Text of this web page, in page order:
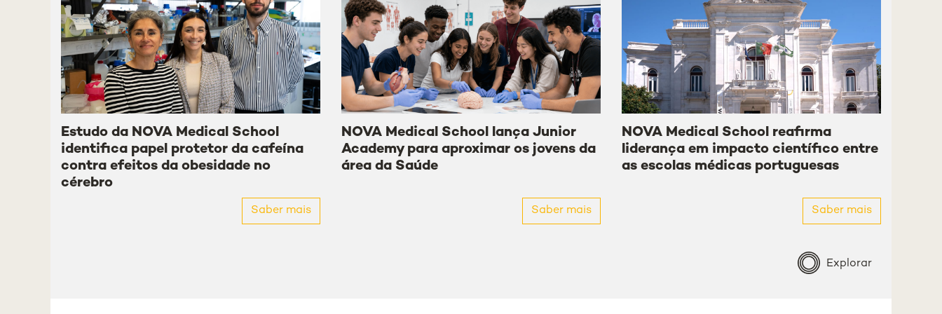
Estudo da NOVA Medical School
identifica papel protetor da cafeína
contra efeitos da obesidade no
cérebro
Saber mais
NOVA Medical School lança Junior
Academy para aproximar os jovens da
área da Saúde
Saber mais
NOVA Medical School reafirma
liderança em impacto científico entre
as escolas médicas portuguesas
Saber mais
Explorar